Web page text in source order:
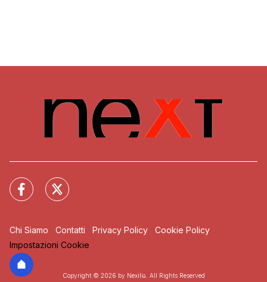
Chi Siamo Contatti Privacy Policy
Cookie Policy
Impostazioni Cookie
Copyright © 2026 by Nexilia. All Rights Reserved